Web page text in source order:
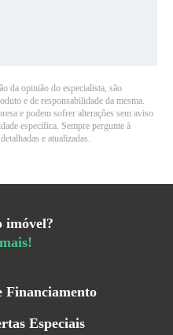
da opinião do especialista, são
e de responsabilidade da mesma.
e podem sofrer alterações sem aviso
específica. Sempre pergunte à
e atualizadas.
imóvel?
Financiamento
Especiais